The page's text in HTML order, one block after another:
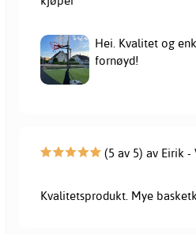
Hei. Kvalitet og
fornøyd!
(5 av 5) av Eirik
Kvalitetsprodukt. Mye